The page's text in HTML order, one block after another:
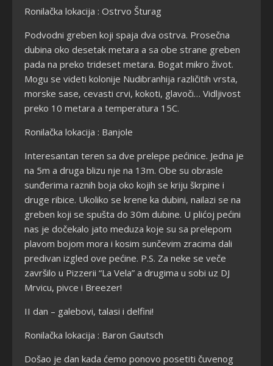
Ronilačka lokacija : Ostrvo Šturag
Podvodni greben koji spaja dva ostrva. Prosečna
dubina oko desetak metara a sa obe strane greben
pada na preko trideset metara. Bogat mikro život.
Mogu se videti kolonije Nudibranhija različitih vrsta,
morske sase, cevasti crvi, kokoti, glavoči… Vidljivost
preko 10 metara a temperatura 15C.
Ronilačka lokacija : Banjole
Interesantan teren sa dve prelepe pećinice. Jedna je
na 5m a druga blizu nje na 13m. Obe su obrasle
sunđerima raznih boja oko kojih se kriju škrpine i
druge ribice. Ukoliko se krene ka dubini, nailazi se na
greben koji se spušta do 30m dubine. U plićoj pećini
nas je dočekalo jato meduza koje su sa prelepom
plavom bojom mora i kosim sunčevim zracima dali
predivan izgled ove pećine. P.S. Za neke se veče
završilo u Pizzerii “La Vela” a drugima u sobi uz DJ
Mrvicu, pivce i Breezer!
II dan – galebovi, talasi i delfini!
Ronilačka lokacija : Baron Gautsch
Došao je dan kada ćemo ponovo posetiti čuvenog